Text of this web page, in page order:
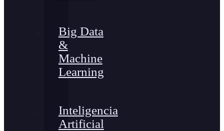
Big Data
&
Machine
Learning
Inteligencia
Artificial